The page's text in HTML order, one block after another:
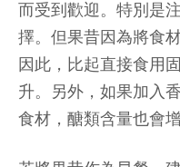
而受到歡迎。特別是
擇。但果昔因為將食
因此，比起直接食用
升。另外，如果加入
食材，醣類含量也會增